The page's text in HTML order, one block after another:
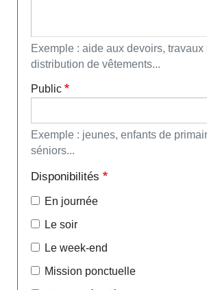
Exemple : aide aux devoirs, travaux
distribution de vêtements...
Public
Exemple : jeunes, enfants de
séniors...
Disponibilités
En journée
Le soir
Le week-end
Mission ponctuelle